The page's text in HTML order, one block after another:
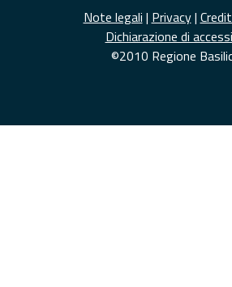
Note legali | Privacy|
Dichiarazione di
©2010 Regione